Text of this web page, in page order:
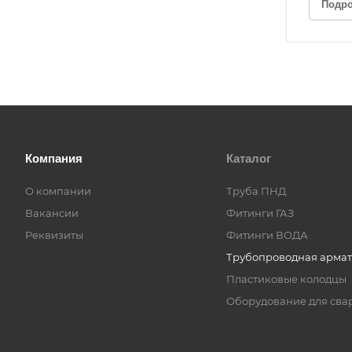
Компания
О компании
Вакансии
Реквизиты
Каталог
Труба ПНД
Фитинги ГАЗ
Фитинги ВОДА
Трубопроводная
Пластиковые колодцы
Оборудование для